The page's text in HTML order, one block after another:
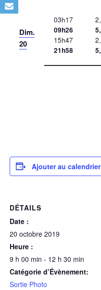
Dim.
20
03h17
09h26
15h47
21h58
Ajouter au calendrier
DÉTAILS
Date :
20 octobre 2019
Heure :
9 h 00 min - 12 h 30 min
Catégorie d’Évènement:
Sortie Photo